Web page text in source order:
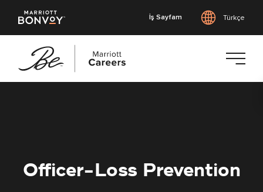
İş Sayfam Türkçe
Officer-Loss Prevention